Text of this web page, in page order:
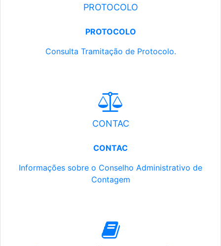
PROTOCOLO
PROTOCOLO
Consulta Tramitação de Protocolo.
CONTAC
CONTAC
Informações sobre o Conselho Administrativo de
Contagem